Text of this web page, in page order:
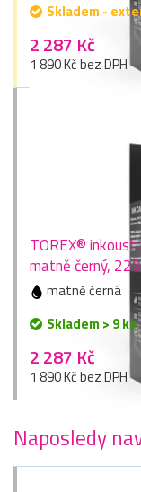
Skladem -
2 287 Kč
1 890 Kč bez DPH
TOREX®
matně černý,
matně černá
Skladem > 9 ks
2 287 Kč
1 890 Kč bez DPH
Naposledy